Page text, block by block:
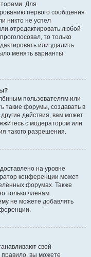
Для
первого сообщения
никто не успел
отредактировать любой
то только
или удалить
менять варианты
пользователям или
такие форумы, создавать в
действия, вам может
с модератором или
такого разрешения.
на уровне
конференции может
форумах. Также
только членам
не можете добавлять
свой
вы можете